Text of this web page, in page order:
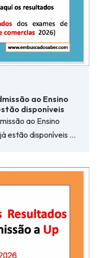
ao Ensino
disponíveis
ao Ensino
estão disponíveis …